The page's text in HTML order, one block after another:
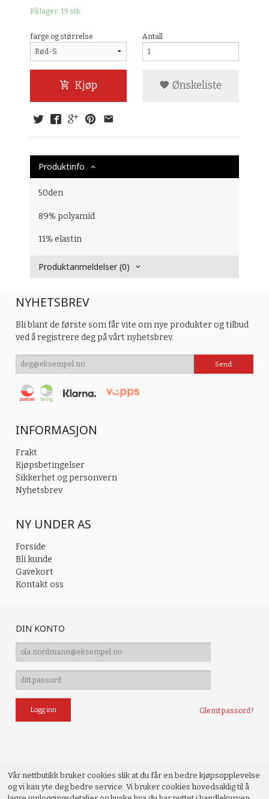
På lager: 19 stk.
farge og størrelse Antall
Kjøp Ønskeliste
Produktinfo
50den
89% polyamid
11% elastin
Produktanmeldelser (0)
NYHETSBREV
Bli blant de første som får vite om nye produkter og tilbud
ved å registrere deg på vårt nyhetsbrev.
INFORMASJON
Frakt
Kjøpsbetingelser
Sikkerhet og personvern
Nyhetsbrev
NY UNDER AS
Forside
Bli kunde
Gavekort
Kontakt oss
DIN KONTO
Glemt passord?
Vår nettbutikk bruker cookies slik at du får en bedre kjøpsopplevelse
og vi kan yte deg bedre service. Vi bruker cookies hovedsaklig til å